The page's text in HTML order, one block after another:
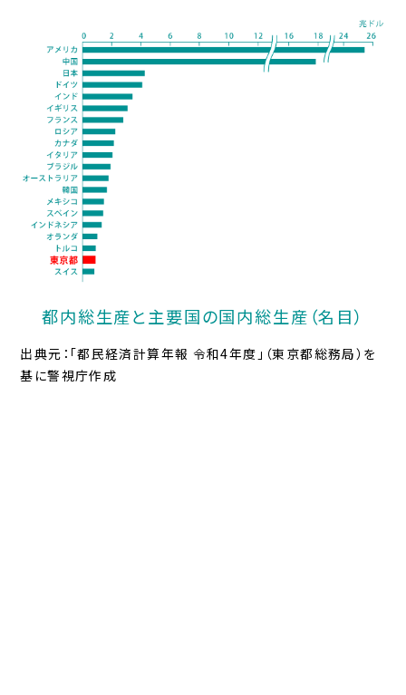
都内総生産と主要国の国内総生産（名目）
出典元：「都民経済計算年報 令和4年度」（東京都総務局）を
基に警視庁作成